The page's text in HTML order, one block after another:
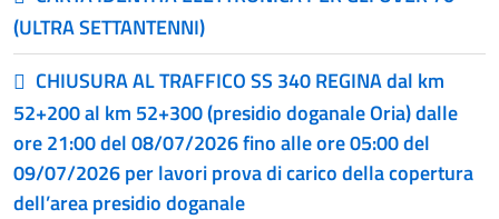
(ULTRA SETTANTENNI)
CHIUSURA AL TRAFFICO SS 340 REGINA dal km
52+200 al km 52+300 (presidio doganale Oria) dalle
ore 21:00 del 08/07/2026 fino alle ore 05:00 del
09/07/2026 per lavori prova di carico della copertura
dell’area presidio doganale